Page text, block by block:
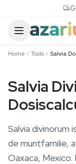
Home Tools Salvia
Salvia
Salvia divinorum
de muntfamilie,
Oaxaca,